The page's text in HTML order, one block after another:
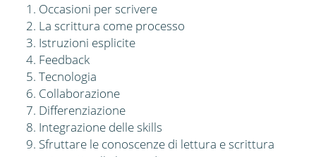
Occasioni per scrivere
La scrittura come processo
Istruzioni esplicite
Feedback
Tecnologia
Collaborazione
Differenziazione
Integrazione delle skills
Sfruttare le conoscenze di lettura e scrittura